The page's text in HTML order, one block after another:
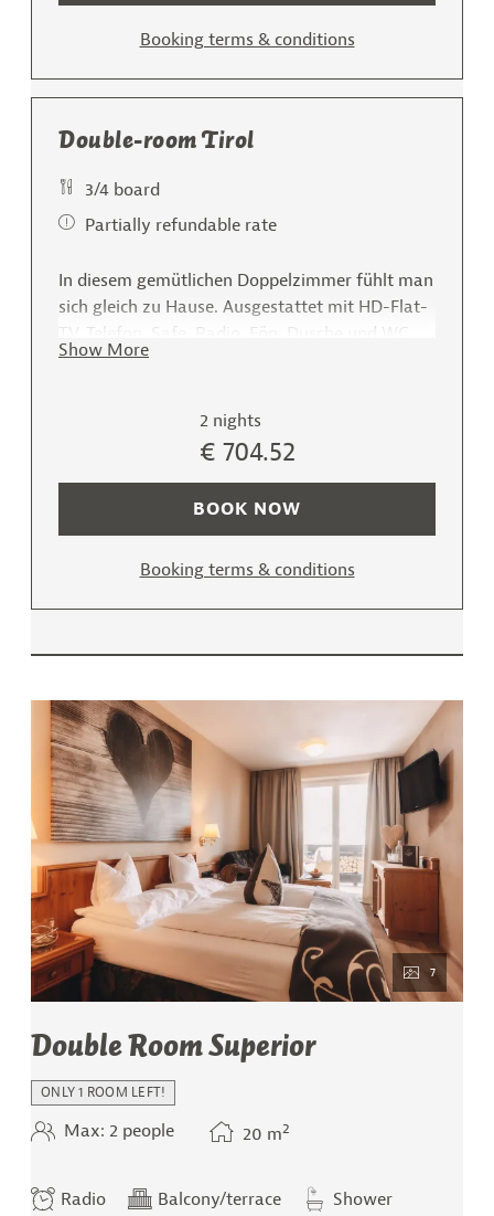
Booking terms & conditions
Double-room Tirol
3/4 board
Partially refundable rate
In diesem gemütlichen Doppelzimmer fühlt man
sich gleich zu Hause. Ausgestattet mit HD-Flat-
TV, Telefon, Safe, Radio. Fön, Dusche und WC,
Mini-Bar. Vom Balkon aus können Sie den
Die Doppelzimmer sind im Zirbenholz-Design
eingerichtet und ist für zwei Personen geeignet.
Show More
2 nights
€ 704.52
BOOK NOW
Booking terms & conditions
7
Double Room Superior
ONLY 1 ROOM LEFT!
Max: 2 people 20 m2
Radio Balcony/terrace
Shower